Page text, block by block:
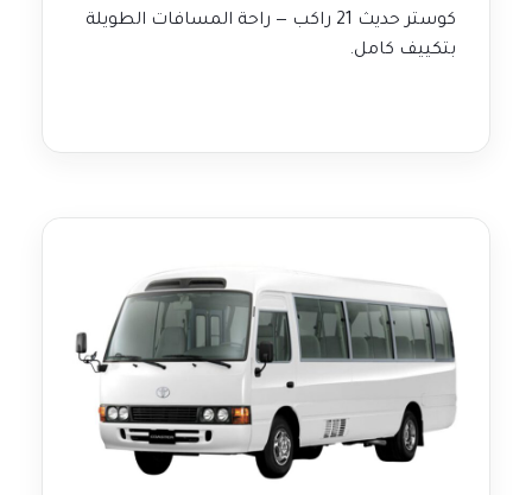
كوستر حديث 21 راكب — راحة المسافات الطويلة
بتكييف كامل.